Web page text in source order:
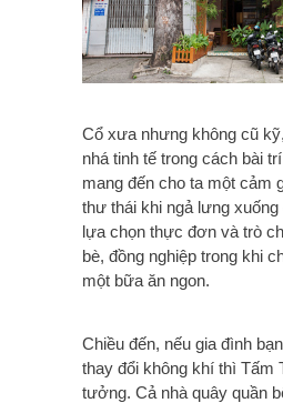
Cổ xưa nhưng không cũ
nhá tinh tế trong cách bài
mang đến cho ta một cảm
thư thái khi ngả lưng
lựa chọn thực đơn và trò
bè, đồng nghiệp trong khi
một bữa ăn ngon.
Chiều đến, nếu gia đình
thay đổi không khí thì Tấm
tưởng. Cả nhà quây quần